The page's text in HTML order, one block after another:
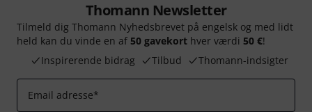
Thomann Newsletter
Tilmeld dig Thomann Nyhedsbrevet på engelsk og med lidt
held kan du vinde en af 50 gavekort hver værdi 50 €!
Inspirerende bidrag
Tilbud Thomann-indsigter
Email adresse*